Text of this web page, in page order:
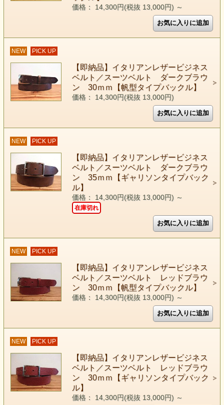
価格： 14,300円(税抜 13,000円) ～
NEW PICK UP
【即納品】イタリアンレザービジネス
ベルト／スーツベルト ダークブラウ
ン 30ｍｍ【帆型タイプバックル】
価格： 14,300円(税抜 13,000円)
NEW PICK UP
【即納品】イタリアンレザービジネス
ベルト／スーツベルト ダークブラウ
ン 35ｍｍ【ギャリソンタイプバック
ル】
価格： 14,300円(税抜 13,000円) ～
在庫切れ
NEW PICK UP
【即納品】イタリアンレザービジネス
ベルト／スーツベルト レッドブラウ
ン 30ｍｍ【帆型タイプバックル】
価格： 14,300円(税抜 13,000円) ～
NEW PICK UP
【即納品】イタリアンレザービジネス
ベルト／スーツベルト レッドブラウ
ン 30ｍｍ【ギャリソンタイプバック
ル】
価格： 14,300円(税抜 13,000円) ～